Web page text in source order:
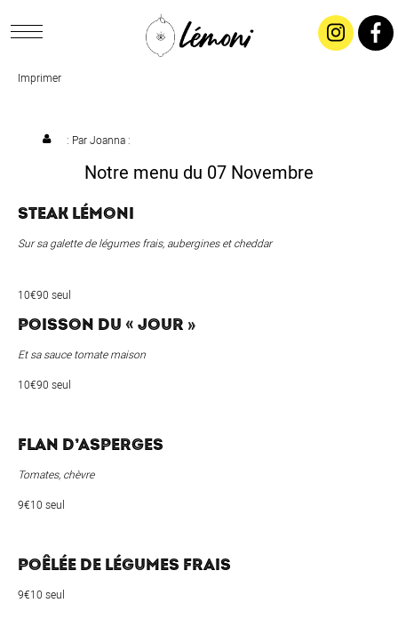
CONCEPT
SALADES & BUFFETS
Imprimer
: ParJoanna:
Notre menu du 07 Novembre
STEAK LÉMONI
Sur sa galette de légumes frais, aubergines et cheddar
10€90 seul
POISSON DU « JOUR »
Et sa sauce tomate maison
10€90 seul
FLAN D’ASPERGES
Tomates, chèvre
9€10 seul
POÊLÉE DE LÉGUMES FRAIS
9€10 seul